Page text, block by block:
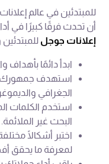
للمبتدئين في عالم
أن تحدث فرقًا كبيرًا في
إعلانات جوجل
ابدأ دائمًا بأهداف
استهدف جمهورك
الجغرافي
استخدم الكلمات
البحث غير الملائمة.
اختبر أشكالًا
لمعرفة ما يحقق